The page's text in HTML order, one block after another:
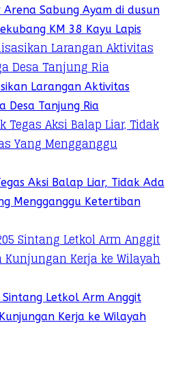
Sabung Ayam di dusun
KM 38 Kayu Lapis
Larangan Aktivitas
Desa Tanjung Ria
Aksi Balap Liar, Tidak Ada
Mengganggu Ketertiban
Letkol Arm Anggit
Kerja ke Wilayah